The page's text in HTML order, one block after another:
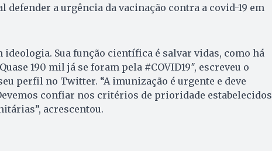
defender a urgência da vacinação contra a covid-19 em
ideologia. Sua função científica é salvar vidas, como há
190 mil já se foram pela #COVID19″, escreveu o
perfil no Twitter. “A imunização é urgente e deve
confiar nos critérios de prioridade estabelecidos
acrescentou.